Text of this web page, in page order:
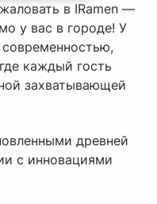
в IRamen —
у вас в городе! У
каждый гость
захватывающей
древней
с инновациями